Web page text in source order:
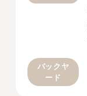
バックヤ
ード